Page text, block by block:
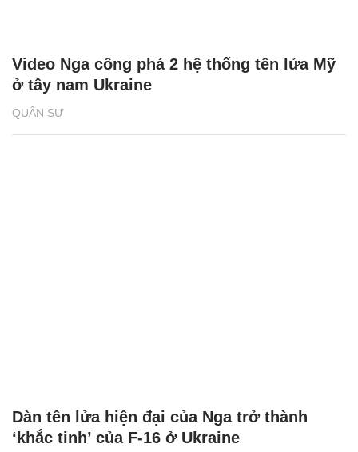
QUÂN SỰ
Video Nga công phá 2 hệ thống tên lửa Mỹ
ở tây nam Ukraine
Dàn tên lửa hiện đại của Nga trở thành
‘khắc tinh’ của F-16 ở Ukraine